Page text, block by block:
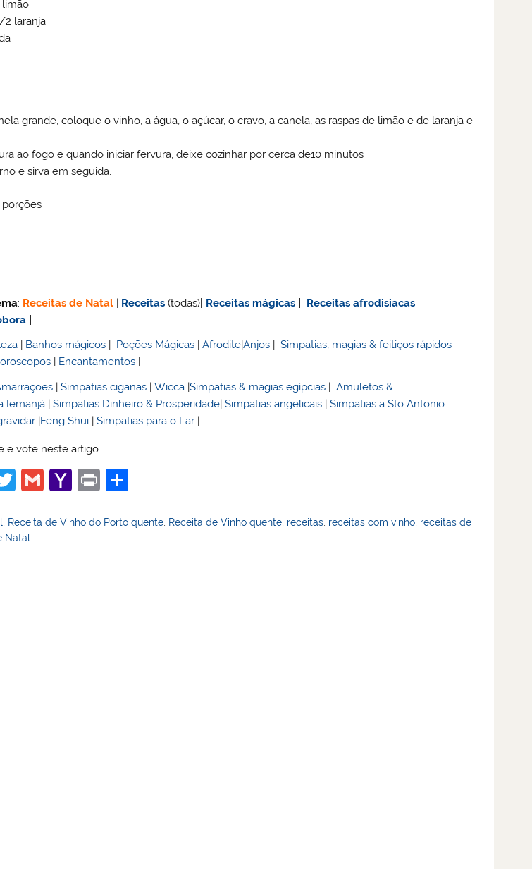
limão
2 laranja
grande, coloque o vinho, a água, o açúcar, o cravo, a canela, as raspas de limão e de laranja e
ao fogo e quando iniciar fervura, deixe cozinhar por cerca de10 minutos
e sirva em seguida.
porções
: Receitas de Natal | Receitas (todas) Receitas mágicas
Receitas afrodisiacas
| Banhos mágicos | Poções Mágicas |Afrodite|Anjos |Simpatias, magias & feitiços rápidos
| Encantamentos |
|Simpatias ciganas |Wicca |Simpatias & magias egípcias |Amuletos &
Iemanjá |Simpatias Dinheiro & Prosperidade|Simpatias angelicais |Simpatias a Sto Antonio
|Feng Shui |Simpatias para o Lar |
e vote neste artigo
T
itt
er
G
ai
l
Y
h
o
Pr
t
ar
e
, Receita de Vinho do Porto quente, Receita de Vinho quente, receitas, receitas com vinho, receitas de
Natal